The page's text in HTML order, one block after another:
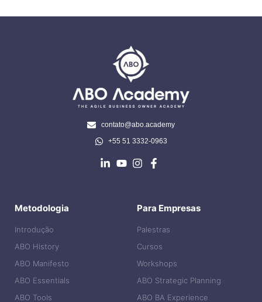
contato@abo.academy
+55 51 3332-0963
Metodologia
Introdução
ABO History
ABO Manifesto
ABO Essentials
ABO Tools
Para Empresas
Palestras
Cursos
Workshops
ABO Strategic Planning
ABO BA Experience